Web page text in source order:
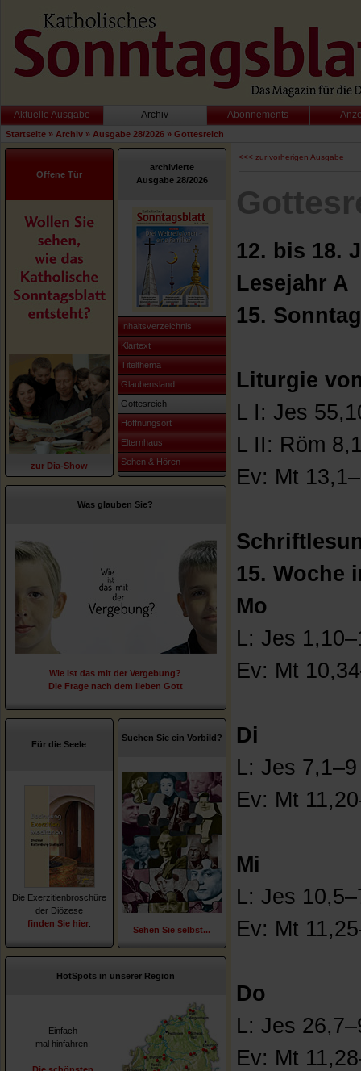
Aktuelle Ausgabe Archiv Abonnements
Startseite » Archiv » Ausgabe 28/2026 » Gottesreich
Offene Tür
zur Dia-Show
archivierte
Ausgabe 28/2026
Inhaltsverzeichnis
Klartext
Titelthema
Glaubensland
Gottesreich
Hoffnungsort
Elternhaus
Sehen & Hören
Was glauben Sie?
Wie ist das mit der Vergebung?
Die Frage nach dem lieben Gott
Für die Seele
Die Exerzitienbroschüre
der Diözese
finden Sie hier
Suchen Sie ein Vorbild?
Sehen Sie selbst...
HotSpots in unserer Region
Einfach
mal hinfahren:
<<< zur vorherigen Ausgabe
12. bis 18.
Lesejahr A
15.
Liturgie
L I: Jes
L II: Röm
Ev: Mt
15. Woche
Mo
L: Jes
Ev: Mt
Di
L: Jes 7,1–9
Ev: Mt
Mi
L: Jes
Ev: Mt
Do
L: Jes
Ev: Mt